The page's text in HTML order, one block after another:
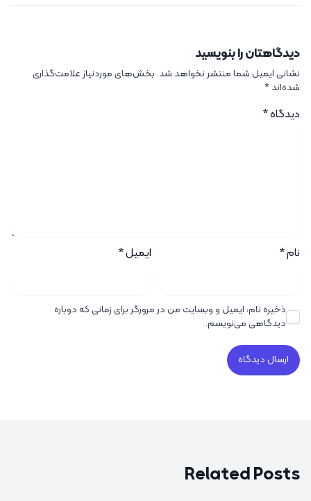
دیدگاهتان را بنویسید
نشانی ایمیل شما منتشر نخواهد شد. بخش‌های موردنیاز علامت‌گذاری
شده‌اند*
دیدگاه*
نام* ایمیل*
ذخیره نام، ایمیل و وبسایت من در مرورگر برای زمانی که دوباره
دیدگاهی می‌نویسم.
Related Posts